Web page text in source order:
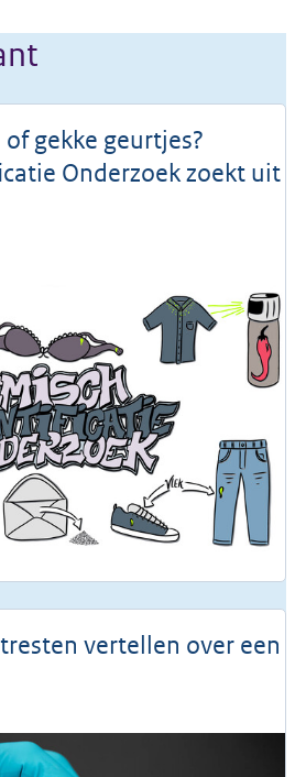
gekke geurtjes?
Onderzoek zoekt uit
vertellen over een